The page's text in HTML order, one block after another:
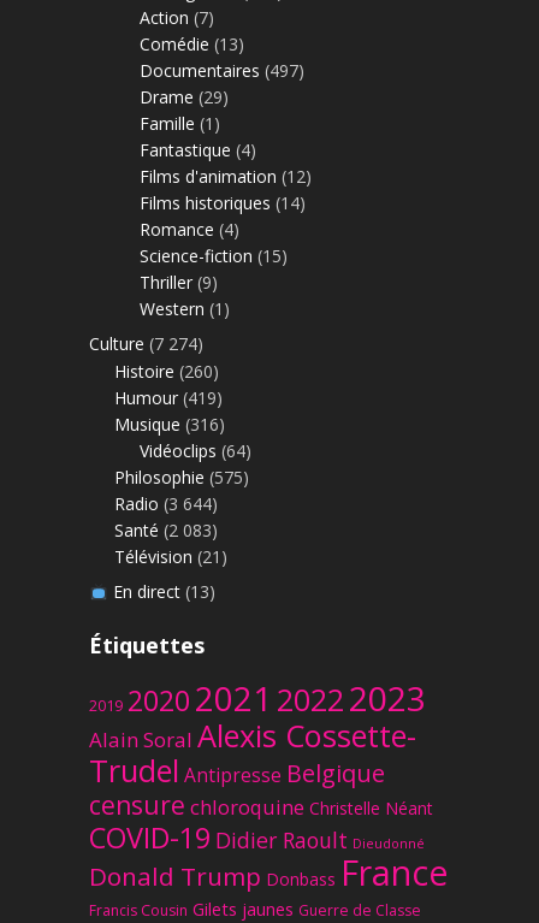
Action (7)
Comédie (13)
Documentaires (497)
Drame (29)
Famille (1)
Fantastique (4)
Films d'animation (12)
Films historiques (14)
Romance (4)
Science-fiction (15)
Thriller (9)
Western (1)
Culture (7 274)
Histoire (260)
Humour (419)
Musique (316)
Vidéoclips (64)
Philosophie (575)
Radio (3 644)
Santé (2 083)
Télévision (21)
En direct(13)
Étiquettes
2019 20202021 20222023
Alain Soral Alexis Cossette-
Trudel Antipresse Belgique
censure chloroquine Christelle Néant
COVID-19 Didier Raoult Dieudonné
Donald Trump Donbass France
Francis Cousin Gilets jaunes Guerre de Classe